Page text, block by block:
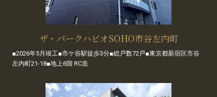
ザ・パークハビオSOHO市谷左内町
■2026年5月竣工■市ケ谷駅徒歩3分■総戸数72戸■東京都新宿区市谷
左内町21-18■地上6階 RC造